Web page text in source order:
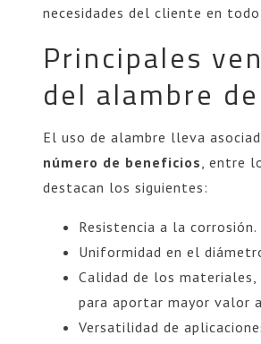
necesidades del cliente en
Principales
del alambre
El uso de alambre lleva
número de beneficios , entre
destacan los siguientes:
Resistencia a la corrosión.
Uniformidad en el
Calidad de los
para aportar mayor valor
Versatilidad de